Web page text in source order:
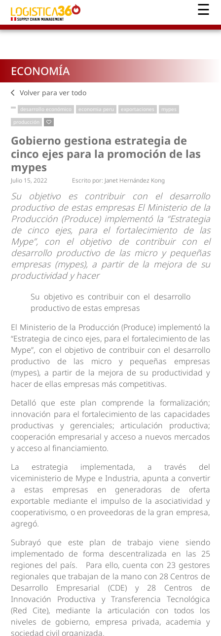
ECONOMÍA
Volver para ver todo
desarrollo económico economia peru exportaciones
mypes
producción
Gobierno gestiona estrategia de
cinco ejes para la promoción de las
mypes
Julio 15, 2022 Escrito por: Janet Hernández Kong
Su objetivo es contribuir con el desarrollo
productivo de estas empresas El Ministerio de la
Producción (Produce) implementó la “Estrategia
de cinco ejes, para el fortalecimiento de las
Mype”, con el objetivo de contribuir con el
desarrollo productivo de las micro y pequeñas
empresas (mypes), a partir de la mejora de su
productividad y hacer
Su objetivo es contribuir con el desarrollo
productivo de estas empresas
El Ministerio de la Producción (Produce) implementó la
“Estrategia de cinco ejes, para el fortalecimiento de las
Mype”, con el objetivo de contribuir con el desarrollo
productivo de las micro y pequeñas empresas
(mypes), a partir de la mejora de su productividad y
hacer de ellas empresas más competitivas.
Detalló que este plan comprende la formalización;
innovación para el fortalecimiento de las capacidades
productivas y gerenciales; articulación productiva;
cooperación empresarial y acceso a nuevos mercados
y acceso al financiamiento.
La estrategia implementada, a través del
viceministerio de Mype e Industria, apunta a convertir
a estas empresas en generadoras de oferta
exportable mediante el impulso de la asociatividad y
cooperativismo, o en proveedoras de la gran empresa,
agregó.
Subrayó que este plan de trabajo viene siendo
implementado de forma descentralizada en las 25
regiones del país. Para ello, cuenta con 23 gestores
regionales que trabajan de la mano con 28 Centros de
Desarrollo Empresarial (CDE) y 28 Centros de
Innovación Productiva y Transferencia Tecnológica
(Red Cite), mediante la articulación con todos los
niveles de gobierno, empresa privada, academia y
sociedad civil organizada.